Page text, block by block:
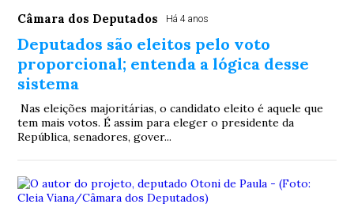
Câmara dos Deputados Há 4 anos
Deputados são eleitos pelo voto
proporcional; entenda a lógica desse
sistema
Nas eleições majoritárias, o candidato eleito é aquele que
tem mais votos. É assim para eleger o presidente da
República, senadores, gover...